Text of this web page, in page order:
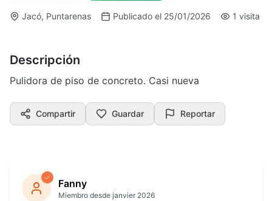
Jacó, Puntarenas Publicado el 25/01/2026 1 visita
Descripción
Pulidora de piso de concreto. Casi nueva
Compartir Guardar Reportar
Fanny
Miembro desde janvier 2026